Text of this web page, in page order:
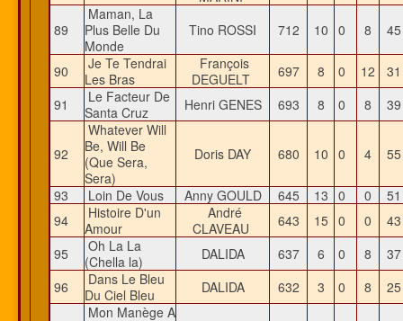
89
Maman, La
Plus Belle Du
Monde
Tino ROSSI 712 10 0 8
90
Je Te Tendrai
Les Bras
François
DEGUELT
697 8 0 12
91
Le Facteur De
Santa Cruz
Henri GENES 693 8 0 8
92
Whatever Will
Be, Will Be
(Que Sera,
Sera)
Doris DAY 680 10 0 4
93 Loin De Vous Anny GOULD 645 13 0 0
94
Histoire D'un
Amour
André
CLAVEAU
643 15 0 0
95
Oh La La
(Chella la)
DALIDA 637 6 0 8
96
Dans Le Bleu
Du Ciel Bleu
DALIDA 632 3 0 8
Mon Manège A